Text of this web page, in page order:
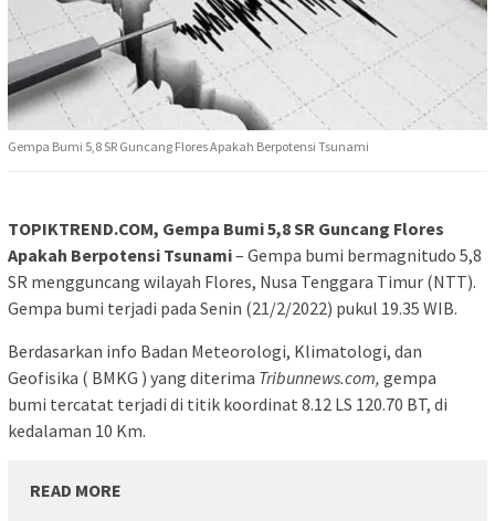
Gempa Bumi 5,8 SR Guncang Flores Apakah Berpotensi Tsunami
TOPIKTREND.COM, Gempa Bumi 5,8 SR Guncang Flores
Apakah Berpotensi Tsunami– Gempa bumi bermagnitudo 5,8
SR mengguncang wilayah Flores, Nusa Tenggara Timur (NTT).
Gempa bumi terjadi pada Senin (21/2/2022) pukul 19.35 WIB.
Berdasarkan info Badan Meteorologi, Klimatologi, dan
Geofisika ( BMKG ) yang diterima Tribunnews.com, gempa
bumi tercatat terjadi di titik koordinat 8.12 LS 120.70 BT, di
kedalaman 10 Km.
READ MORE